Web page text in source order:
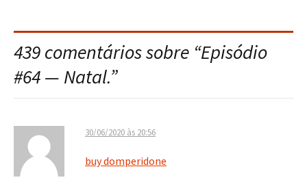
do
post
439 comentários sobre “Episódio
#64 — Natal.”
30/06/2020 às 20:56
buy domperidone